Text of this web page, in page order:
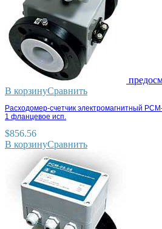
В корзинуСравнить
Расходомер-счетчик электромагнитный
1 фланцевое исп.
$856.56
В корзинуСравнить